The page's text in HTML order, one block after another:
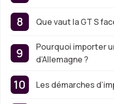
Que vaut la GT S
Pourquoi importer
d’Allemagne ?
Les démarches